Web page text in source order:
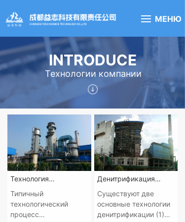
МЕНЮ
Технологии компании
INTRODUCE
Технология
Типичный
технологический
процесс
Денитрификация
SNC
Существуют две
основные технологии
денитрификации (1)